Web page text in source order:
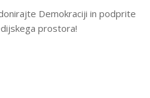
Demokraciji in podprite
prostora!